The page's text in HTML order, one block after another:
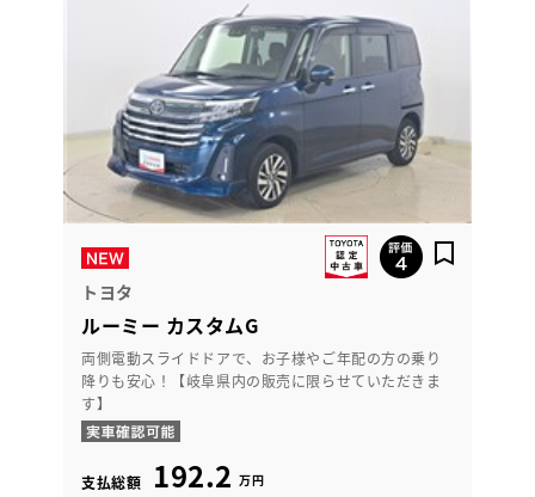
トヨタ
ルーミー カスタムG
両側電動スライドドアで、お子様やご年配の方の乗り
降りも安心！【岐阜県内の販売に限らせていただきま
す】
支払総額 192.2 万円